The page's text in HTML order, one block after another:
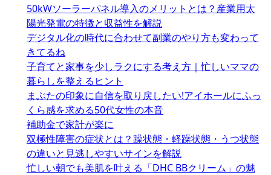
50kWソーラーパネル導入のメリットとは？産業用太
陽光発電の特徴と収益性を解説
デジタル化の時代に合わせて副業のやり方も変わって
きてるね
子育てと家事を少しラクにする考え方｜忙しいママの
暮らしを整えるヒント
まぶたの印象に自信を取り戻したい!アイホールにふっ
くら感を求める50代女性の本音
補助金で家計が楽に
双極性障害の症状とは？躁状態・軽躁状態・うつ状態
の違いと見逃しやすいサインを解説
忙しい朝でも美肌を叶える「DHC BBクリーム」の魅